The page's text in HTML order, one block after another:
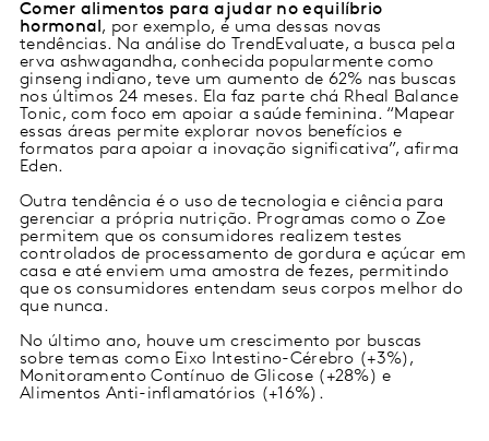
Comer alimentos para ajudar no equilíbrio
hormonal , por exemplo, é uma dessas novas
tendências. Na análise do TrendEvaluate, a busca pela
erva ashwagandha, conhecida popularmente como
ginseng indiano, teve um aumento de 62% nas buscas
nos últimos 24 meses. Ela faz parte chá Rheal Balance
Tonic, com foco em apoiar a saúde feminina. “Mapear
essas áreas permite explorar novos benefícios e
formatos para apoiar a inovação significativa”, afirma
Eden.
Outra tendência é o uso de tecnologia e ciência para
gerenciar a própria nutrição. Programas como o Zoe
permitem que os consumidores realizem testes
controlados de processamento de gordura e açúcar em
casa e até enviem uma amostra de fezes, permitindo
que os consumidores entendam seus corpos melhor do
que nunca.
No último ano, houve um crescimento por buscas
sobre temas como Eixo Intestino-Cérebro (+3%),
Monitoramento Contínuo de Glicose (+28%) e
Alimentos Anti-inflamatórios (+16%).